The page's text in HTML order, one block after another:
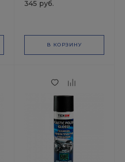
QUICK STEP
345 руб.
В КОРЗИНУ